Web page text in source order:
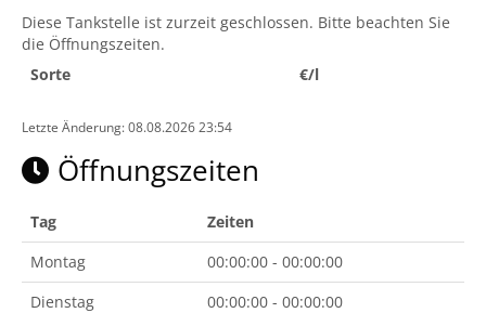
Diese Tankstelle ist zurzeit geschlossen. Bitte beachten Sie
die Öffnungszeiten.
Sorte
€/l
Letzte Änderung: 08.08.2026 23:54
Öffnungszeiten
Tag
Zeiten
Montag
00:00:00 - 00:00:00
Dienstag
00:00:00 - 00:00:00